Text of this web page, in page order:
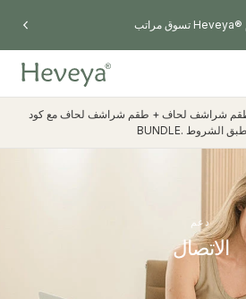
10% على طقم شراشف لحاف + طقم شراشف لحاف مع كود
دعم
الاتصال